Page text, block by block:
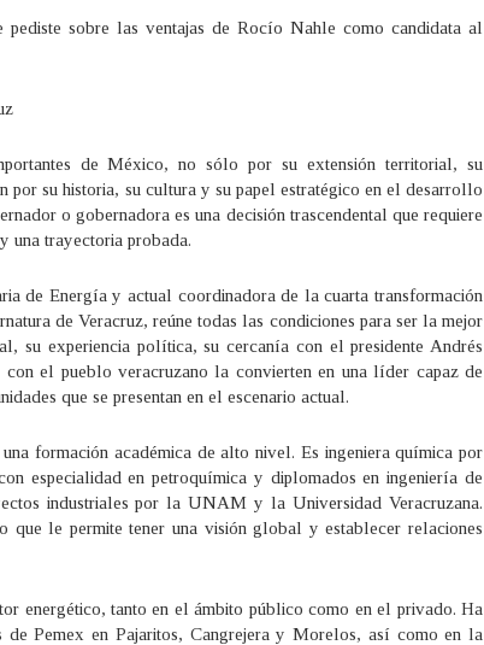
sobre las ventajas de Rocío Nahle como candidata al
de México, no sólo por su extensión territorial, su
por su historia, su cultura y su papel estratégico en el desarrollo
o gobernadora es una decisión trascendental que requiere
una trayectoria probada.
de Energía y actual coordinadora de la cuarta transformación
de Veracruz, reúne todas las condiciones para ser la mejor
su experiencia política, su cercanía con el presidente Andrés
el pueblo veracruzano la convierten en una líder capaz de
que se presentan en el escenario actual.
formación académica de alto nivel. Es ingeniera química por
especialidad en petroquímica y diplomados en ingeniería de
industriales por la UNAM y la Universidad Veracruzana.
le permite tener una visión global y establecer relaciones
energético, tanto en el ámbito público como en el privado. Ha
de Pemex en Pajaritos, Cangrejera y Morelos, así como en la